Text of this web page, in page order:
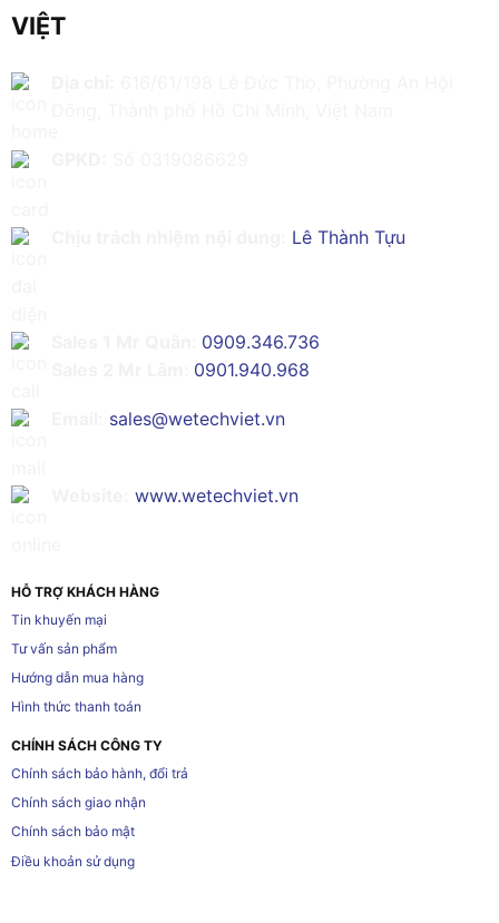
VIỆT
Lê Thành Tựu
0909.346.736
0901.940.968
sales@wetechviet.vn
www.wetechviet.vn
HỖ TRỢ KHÁCH HÀNG
Tin khuyến mại
Tư vấn sản phẩm
Hướng dẫn mua hàng
Hình thức thanh toán
CHÍNH SÁCH CÔNG TY
Chính sách bảo hành, đổi trả
Chính sách giao nhận
Chính sách bảo mật
Điều khoản sử dụng